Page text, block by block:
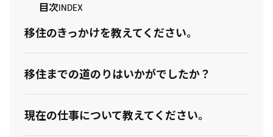
目次INDEX
移住のきっかけを教えてください。
移住までの道のりはいかがでしたか？
現在の仕事について教えてください。